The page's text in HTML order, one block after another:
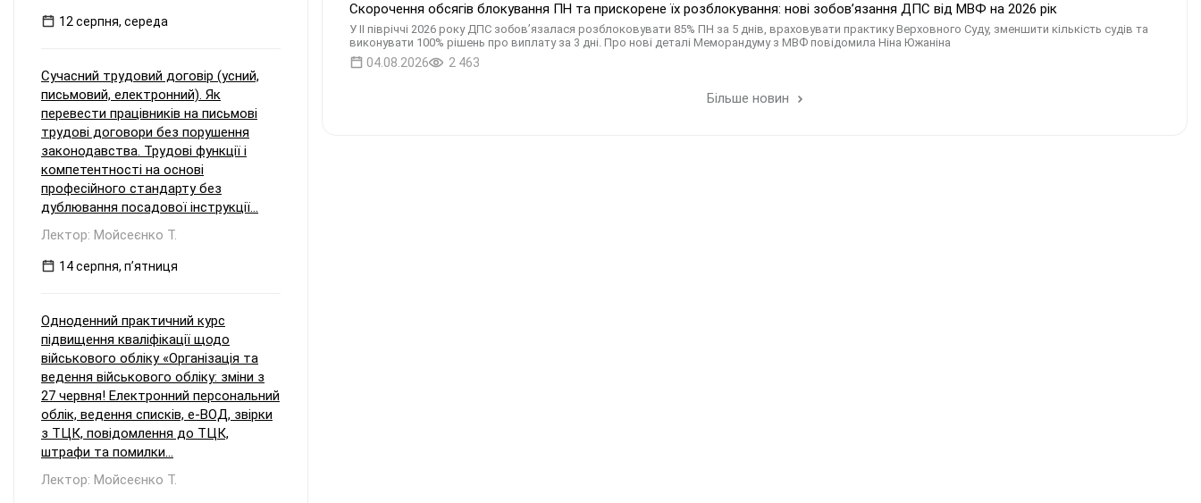
Скорочення обсягів блокування ПН та прискорене їх розблокування: нові зобов’язання ДПС від МВФ на 2026 рік
У II півріччі 2026 року ДПС зобов’язалася розблоковувати 85% ПН за 5 днів, враховувати практику Верховного Суду, зменшити кількість судів та
виконувати 100% рішень про виплату за 3 дні. Про нові деталі Меморандуму з МВФ повідомила Ніна Южаніна
04.08.2026 2 463
Більше новин
12 серпня, середа
Сучасний трудовий договір (усний,
письмовий, електронний). Як
перевести працівників на письмові
трудові договори без порушення
законодавства. Трудові функції і
компетентності на основі
професійного стандарту без
дублювання посадової інструкції...
Лектор: Мойсеєнко Т.
14 серпня, пʼятниця
Одноденний практичний курс
підвищення кваліфікації щодо
військового обліку «Організація та
ведення військового обліку: зміни з
27 червня! Електронний персональний
облік, ведення списків, е-ВОД, звірки
з ТЦК, повідомлення до ТЦК,
штрафи та помилки...
Лектор: Мойсеєнко Т.